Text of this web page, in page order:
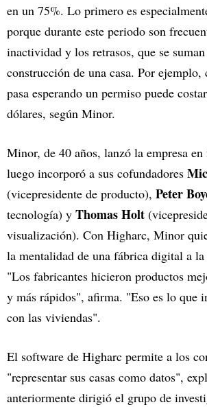
en un 75%. Lo primero es
porque durante este periodo son
inactividad y los retrasos, que se
construcción de una casa. Por ejemplo,
pasa esperando un permiso puede
dólares, según Minor.
Minor, de 40 años, lanzó la empresa
luego incorporó a sus cofundadores
(vicepresidente de producto), Peter
tecnología) y Thomas Holt
visualización). Con Higharc, Minor
la mentalidad de una fábrica digital a
"Los fabricantes hicieron productos
y más rápidos", afirma. "Eso es lo que
con las viviendas".
El software de Higharc permite a los
"representar sus casas como datos",
anteriormente dirigió el grupo de